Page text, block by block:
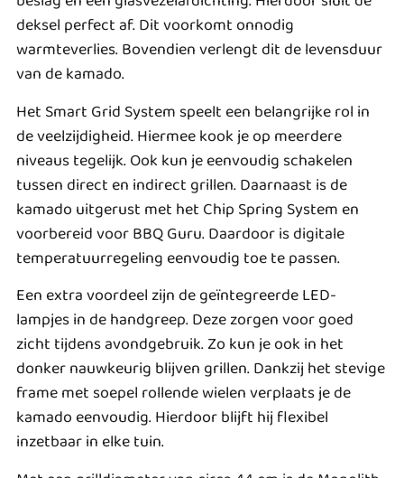
deksel perfect af. Dit voorkomt onnodig
warmteverlies. Bovendien verlengt dit de levensduur
van de kamado.
Het Smart Grid System speelt een belangrijke rol in
de veelzijdigheid. Hiermee kook je op meerdere
niveaus tegelijk. Ook kun je eenvoudig schakelen
tussen direct en indirect grillen. Daarnaast is de
kamado uitgerust met het Chip Spring System en
voorbereid voor BBQ Guru. Daardoor is digitale
temperatuurregeling eenvoudig toe te passen.
Een extra voordeel zijn de geïntegreerde LED-
lampjes in de handgreep. Deze zorgen voor goed
zicht tijdens avondgebruik. Zo kun je ook in het
donker nauwkeurig blijven grillen. Dankzij het stevige
frame met soepel rollende wielen verplaats je de
kamado eenvoudig. Hierdoor blijft hij flexibel
inzetbaar in elke tuin.